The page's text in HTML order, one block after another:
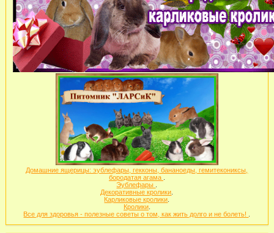
Домашние ящерицы: эублефары, гекконы, бананоеды, гемитекониксы,
бородатая агама
Эублефары
Декоративные кролики
Карликовые кролики
Кролики.
Все для здоровья - полезные советы о том, как жить долго и не болеть!